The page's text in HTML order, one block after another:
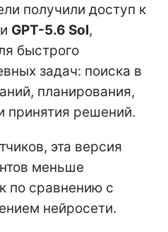
получили доступ к
GPT-5.6 Sol,
быстрого
задач: поиска в
планирования,
принятия решений.
эта версия
меньше
по сравнению с
нейросети.